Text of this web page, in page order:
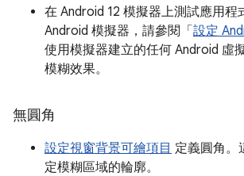
在 Android 12 模擬器上測試應用程
Android 模擬器，請參閱「 設定
使用模擬器建立的任何 Android 虛
模糊效果。
無圓角
設定視窗背景可繪項目 定義圓角。
定模糊區域的輪廓。